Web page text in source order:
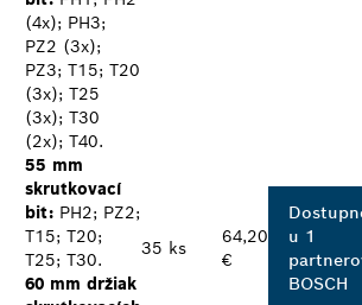
(4x); PH3;
PZ2 (3x);
PZ3; T15; T20
(3x); T25
(3x); T30
(2x); T40.
55 mm
skrutkovací
bit: PH2; PZ2;
T15; T20;
T25; T30.
60 mm držiak
35 ks
64,20
€
u 1
BOSCH